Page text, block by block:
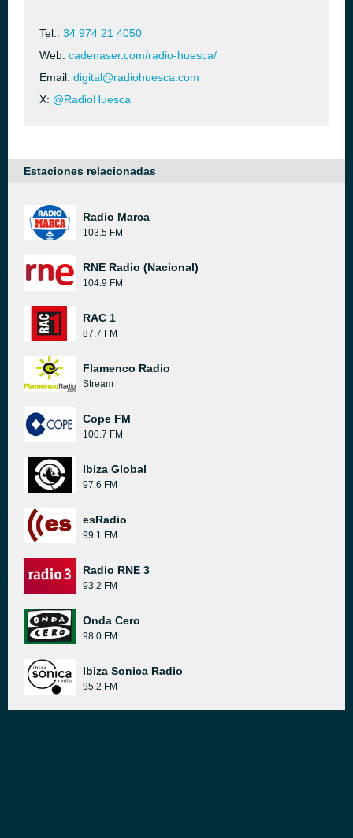
Tel.: 34 974 21 4050
Web: cadenaser.com/radio-huesca/
Email: digital@radiohuesca.com
X: @RadioHuesca
Estaciones relacionadas
Radio Marca
103.5 FM
RNE Radio (Nacional)
104.9 FM
RAC 1
87.7 FM
Flamenco Radio
Stream
Cope FM
100.7 FM
Ibiza Global
97.6 FM
esRadio
99.1 FM
Radio RNE 3
93.2 FM
Onda Cero
98.0 FM
Ibiza Sonica Radio
95.2 FM